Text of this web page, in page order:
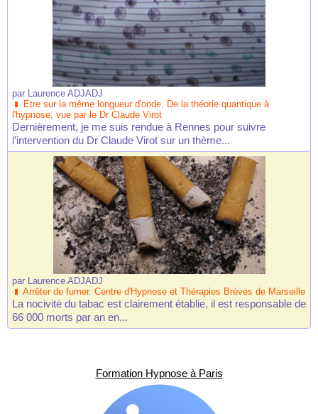
par Laurence ADJADJ
Etre sur la même longueur d'onde. De la théorie quantique à
l'hypnose, vue par le Dr Claude Virot
Dernièrement, je me suis rendue à Rennes pour suivre
l’intervention du Dr Claude Virot sur un thème...
par Laurence ADJADJ
Arrêter de fumer. Centre d'Hypnose et Thérapies Brèves de Marseille
La nocivité du tabac est clairement établie, il est responsable de
66 000 morts par an en...
Formation Hypnose à Paris